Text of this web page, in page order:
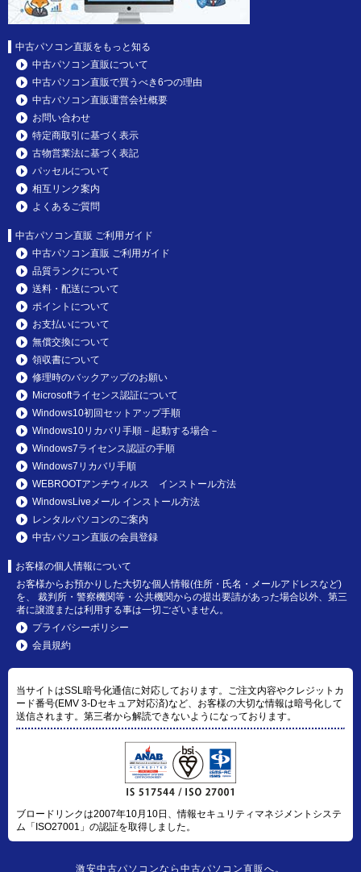
中古パソコン直販をもっと知る
中古パソコン直販について
中古パソコン直販で買うべき6つの理由
中古パソコン直販運営会社概要
お問い合わせ
特定商取引に基づく表示
古物営業法に基づく表記
パッセルについて
相互リンク案内
よくあるご質問
中古パソコン直販 ご利用ガイド
中古パソコン直販 ご利用ガイド
品質ランクについて
送料・配送について
ポイントについて
お支払いについて
無償交換について
領収書について
修理時のバックアップのお願い
Microsoftライセンス認証について
Windows10初回セットアップ手順
Windows10リカバリ手順－起動する場合－
Windows7ライセンス認証の手順
Windows7リカバリ手順
WEBROOTアンチウィルス インストール方法
WindowsLiveメール インストール方法
レンタルパソコンのご案内
中古パソコン直販の会員登録
お客様の個人情報について
お客様からお預かりした大切な個人情報(住所・氏名・メールアドレスなど)
を、 裁判所・警察機関等・公共機関からの提出要請があった場合以外、第三
者に譲渡または利用する事は一切ございません。
プライバシーポリシー
会員規約
当サイトはSSL暗号化通信に対応しております。ご注文内容やクレジットカ
ード番号(EMV 3-Dセキュア対応済)など、お客様の大切な情報は暗号化して
送信されます。第三者から解読できないようになっております。
ブロードリンクは2007年10月10日、情報セキュリティマネジメントシステ
ム「ISO27001」の認証を取得しました。
激安中古パソコンなら 中古パソコン直販へ。